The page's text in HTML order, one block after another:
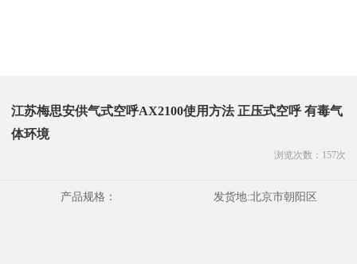
江苏梅思安供气式空呼AX2100使用方法 正压式空呼 有毒气
体环境
浏览次数： 157次
产品规格： 发货地:北京市朝阳区